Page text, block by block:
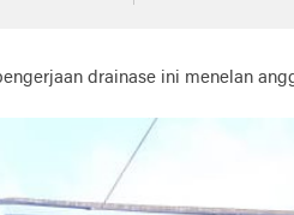
drainase ini menelan